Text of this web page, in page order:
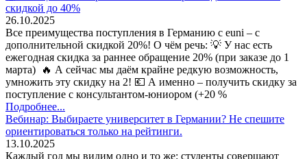
скидкой до 40%
26.10.2025
Все преимущества поступления в Германию с euni – с
дополнительной скидкой 20%! О чём речь: 💡 У нас есть
ежегодная скидка за раннее обращение 20% (при заказе до 1
марта) 🔥 А сейчас мы даём крайне редкую возможность,
умножить эту скидку на 2! 💶 А именно – получить скидку за
поступление с консультантом-юниором (+20 %
Подробнее...
Вебинар: Выбираете университет в Германии? Не спешите
ориентироваться только на рейтинги.
13.10.2025
Каждый год мы видим одно и то же: студенты совершают